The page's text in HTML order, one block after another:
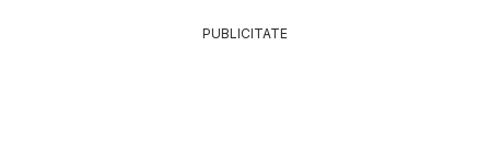
PUBLICITATE